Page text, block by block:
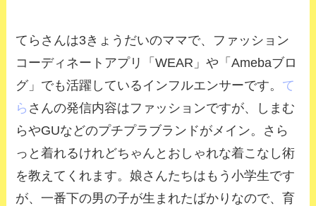
てらさんは3きょうだいのママで、ファッション
コーディネートアプリ「WEAR」や「Amebaブロ
グ」でも活躍しているインフルエンサーです。 て
ら さんの発信内容はファッションですが、しまむ
らやGUなどのプチプラブランドがメイン。さら
っと着れるけれどちゃんとおしゃれな着こなし術
を教えてくれます。娘さんたちはもう小学生です
が、一番下の男の子が生まれたばかりなので、育